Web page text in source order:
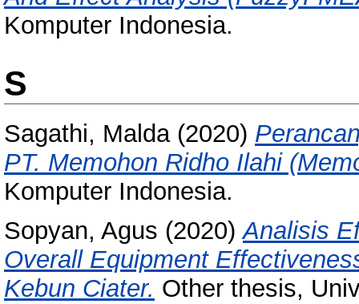
Komputer Indonesia.
S
Sagathi, Malda(2020)
PT. Memohon Ridho Ilahi
Komputer Indonesia.
Sopyan, Agus (2020)Analisis
Overall Equipment
Kebun Ciater. Other thesis,